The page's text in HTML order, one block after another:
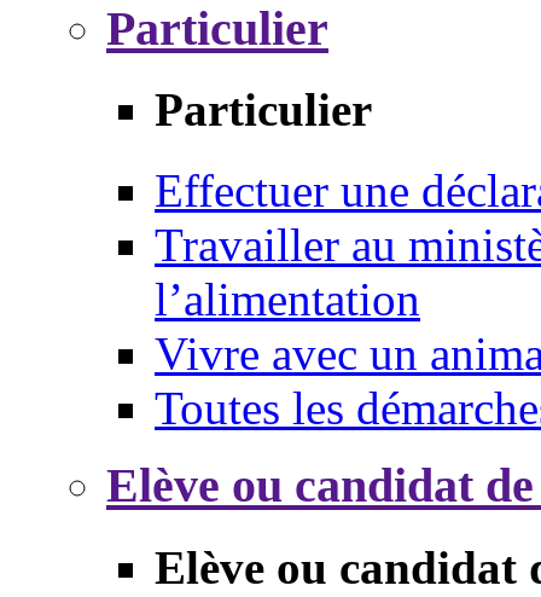
Particulier
Particulier
Effectuer une
Travailler au
l’alimentation
Vivre avec un
Toutes les
Elève ou candidat
Elève ou candidat